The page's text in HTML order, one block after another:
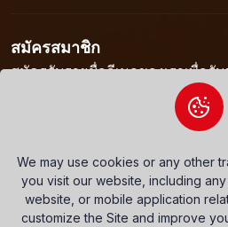
สมัครสมาชิก
สมัครรับรายชื่ออีเมลของเราเพื่อรั
Subscribe
We may use cookies or any other
you visit our website, including
website, or mobile application
customize the Site and improve